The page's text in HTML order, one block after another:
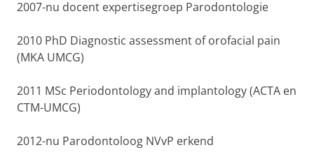
h
o
r
t
l
2007-nu docent expertisegroep Parodontologie
2010 PhD Diagnostic assessment of orofacial pain
(MKA UMCG)
2011 MSc Periodontology and implantology (ACTA en
CTM-UMCG)
2012-nu Parodontoloog NVvP erkend